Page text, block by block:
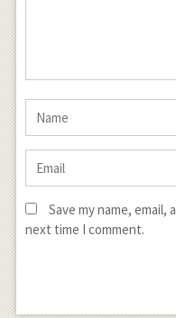
Save my name,
next time I comment.